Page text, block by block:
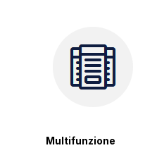
Multifunzione